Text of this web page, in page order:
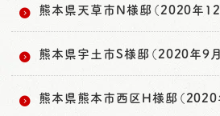
熊本県天草市N様邸（2020年12
熊本県宇土市S様邸（2020年9月
熊本県熊本市西区H様邸（2020